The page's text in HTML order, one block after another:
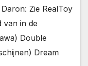
Zie RealToy
van in de
Double
Dream